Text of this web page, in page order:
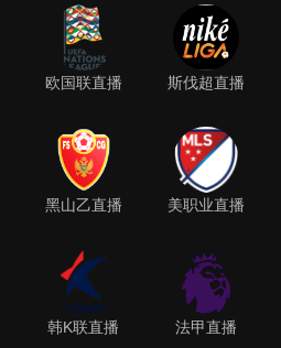
欧国联直播 斯伐超直播
黑山乙直播 美职业直播
韩K联直播 法甲直播